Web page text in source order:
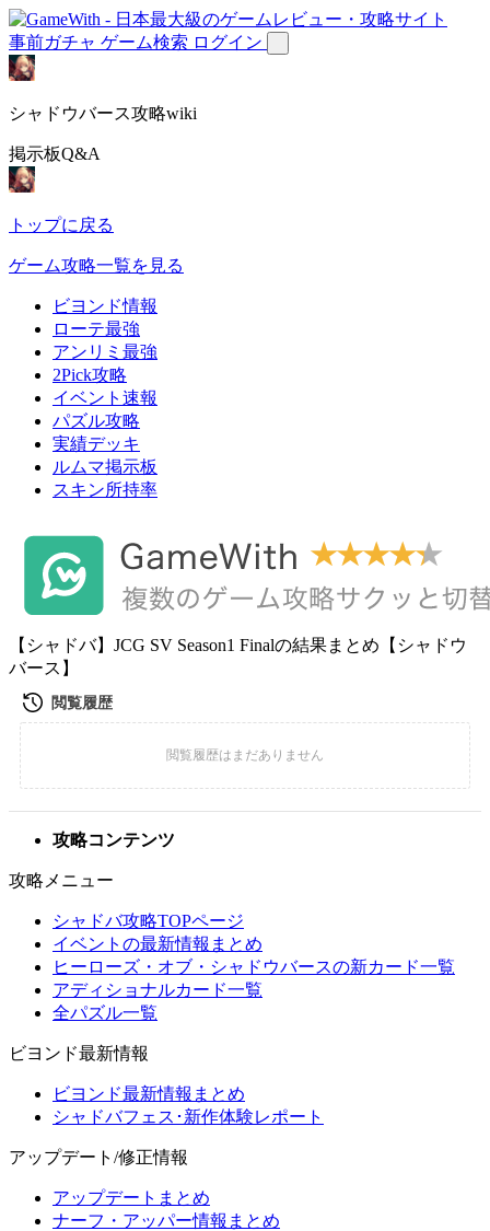
事前ガチャ ゲーム検索 ログイン
シャドウバース攻略wiki
掲示板Q&A
トップに戻る
ゲーム攻略一覧を見る
ビヨンド情報
ローテ最強
アンリミ最強
2Pick攻略
イベント速報
パズル攻略
実績デッキ
ルムマ掲示板
スキン所持率
【シャドバ】JCG SV Season1 Finalの結果まとめ【シャドウ
バース】
攻略コンテンツ
攻略メニュー
シャドバ攻略TOPページ
イベントの最新情報まとめ
ヒーローズ・オブ・シャドウバースの新カード一覧
アディショナルカード一覧
全パズル一覧
ビヨンド最新情報
ビヨンド最新情報まとめ
シャドバフェス･新作体験レポート
アップデート/修正情報
アップデートまとめ
ナーフ・アッパー情報まとめ